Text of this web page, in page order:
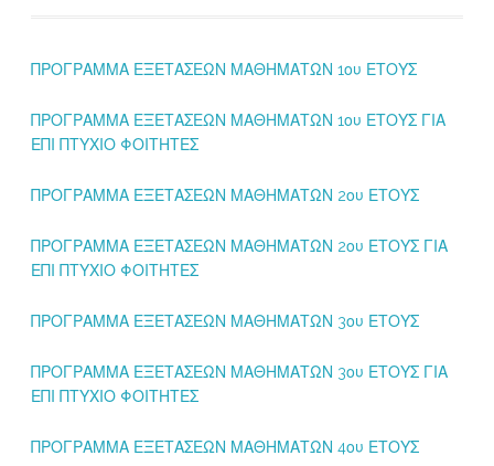
ΠΡΟΓΡΑΜΜΑ ΕΞΕΤΑΣΕΩΝ ΜΑΘΗΜΑΤΩΝ 1ου ΕΤΟΥΣ
ΠΡΟΓΡΑΜΜΑ ΕΞΕΤΑΣΕΩΝ ΜΑΘΗΜΑΤΩΝ 1ου ΕΤΟΥΣ ΓΙΑ
ΕΠΙ ΠΤΥΧΙΟ ΦΟΙΤΗΤΕΣ
ΠΡΟΓΡΑΜΜΑ ΕΞΕΤΑΣΕΩΝ ΜΑΘΗΜΑΤΩΝ 2ου ΕΤΟΥΣ
ΠΡΟΓΡΑΜΜΑ ΕΞΕΤΑΣΕΩΝ ΜΑΘΗΜΑΤΩΝ 2ου ΕΤΟΥΣ ΓΙΑ
ΕΠΙ ΠΤΥΧΙΟ ΦΟΙΤΗΤΕΣ
ΠΡΟΓΡΑΜΜΑ ΕΞΕΤΑΣΕΩΝ ΜΑΘΗΜΑΤΩΝ 3ου ΕΤΟΥΣ
ΠΡΟΓΡΑΜΜΑ ΕΞΕΤΑΣΕΩΝ ΜΑΘΗΜΑΤΩΝ 3ου ΕΤΟΥΣ ΓΙΑ
ΕΠΙ ΠΤΥΧΙΟ ΦΟΙΤΗΤΕΣ
ΠΡΟΓΡΑΜΜΑ ΕΞΕΤΑΣΕΩΝ ΜΑΘΗΜΑΤΩΝ 4ου ΕΤΟΥΣ